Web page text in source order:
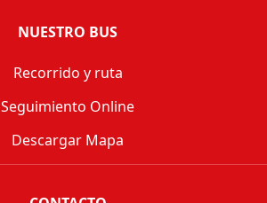
NUESTRO BUS
Recorrido y ruta
Seguimiento Online
Descargar Mapa